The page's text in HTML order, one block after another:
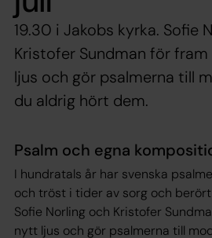
19.30 i Jakobs kyrka. Sofie
Kristofer Sundman för
ljus och gör psalmerna till
du aldrig hört dem.
Psalm och egna
I hundratals år har svenska
och tröst i tider av sorg och
Sofie Norling och Kristofer
nytt ljus och gör psalmerna till